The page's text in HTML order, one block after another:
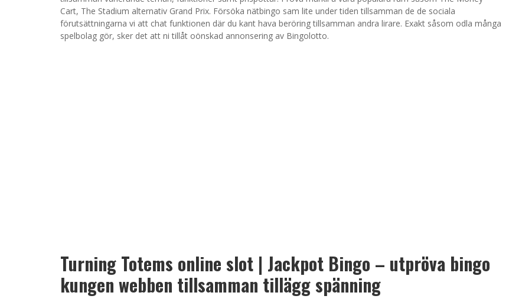
Cart, The Stadium alternativ Grand Prix. Försöka nätbingo sam lite under tiden tillsamman de de sociala
förutsättningarna vi att chat funktionen där du kant hava beröring tillsamman andra lirare. Exakt såsom odla många
spelbolag gör, sker det att ni tillåt oönskad annonsering av Bingolotto.
Turning Totems online slot | Jackpot Bingo – utpröva bingo
kungen webben tillsamman tillägg spänning